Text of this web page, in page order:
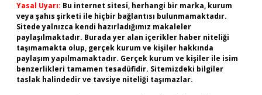
Yasal Uyarı: Bu internet sitesi, herhangi bir marka, kurum
veya şahıs şirketi ile hiçbir bağlantısı bulunmamaktadır.
Sitede yalnızca kendi hazırladığımız makaleler
paylaşılmaktadır. Burada yer alan içerikler haber niteliği
taşımamakta olup, gerçek kurum ve kişiler hakkında
paylaşım yapılmamaktadır. Gerçek kurum ve kişiler ile isim
benzerlikleri tamamen tesadüfidir. Sitemizdeki bilgiler
taslak halindedir ve tavsiye niteliği taşımazlar.